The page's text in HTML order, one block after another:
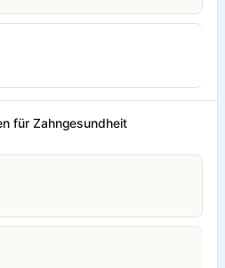
für Zahngesundheit